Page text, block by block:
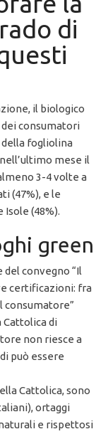
di
il biologico
consumatori
fogliolina
mese il
3-4 volte a
(47%), e le
(48%).
green
del convegno “Il
certificazioni: fra
consumatore”
Cattolica di
non riesce a
può essere
Cattolica, sono
ortaggi
e rispettosi